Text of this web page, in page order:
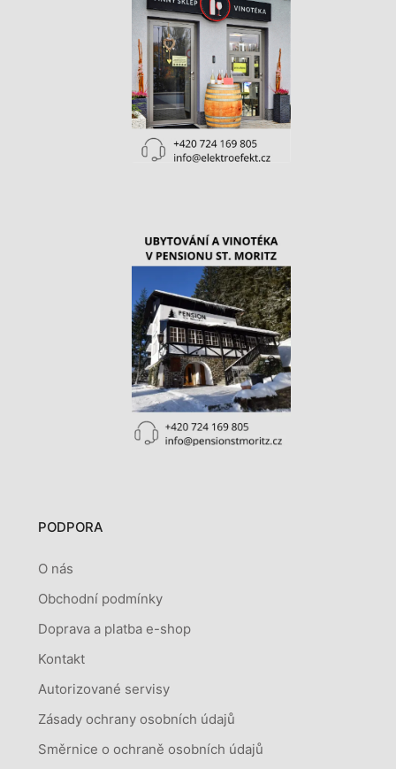
PODPORA
O nás
Obchodní podmínky
Doprava a platba e-shop
Kontakt
Autorizované servisy
Zásady ochrany osobních údajů
Směrnice o ochraně osobních údajů